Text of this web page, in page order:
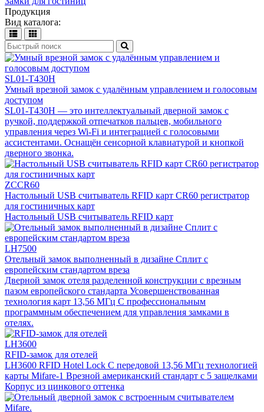
Продукция
Вид каталога:
SL01-T430H
Умный врезной замок с удалённым управлением и голосовым
доступом
SL01-T430H — это интеллектуальный дверной замок с
ручкой, поддержкой отпечатков пальцев, мобильного
управления через Wi-Fi и интеграцией с голосовыми
ассистентами. Оснащён сенсорной клавиатурой и кнопкой
дверного звонка.
ZCCR60
Настольный USB считыватель RFID карт CR60 регистратор
для гостиничных карт
Настольный USB считыватель RFID карт
LH7500
Отельный замок выполненный в дизайне Сплит с
европейским стандартом вреза
Дверной замок отеля разделенной конструкции с врезным
пазом европейского стандарта Усовершенствованная
технология карт 13,56 МГц С профессиональным
программным обеспечением для управления замками в
отелях.
LH3600
RFID-замок для отелей
LH3600 RFID Hotel Lock С передовой 13,56 МГц технологией
карты Mifare-1 Врезной американский стандарт с 5 защелками
Корпус из цинкового оттенка